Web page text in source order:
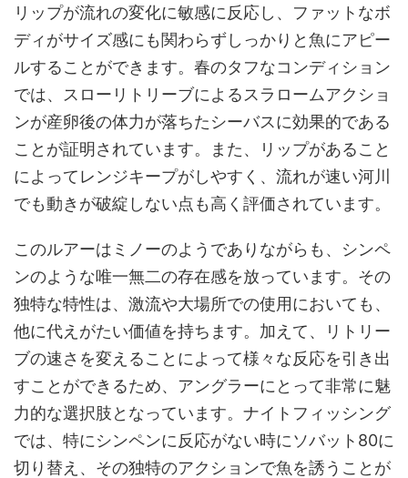
リップが流れの変化に敏感に反応し、ファットなボ
ディがサイズ感にも関わらずしっかりと魚にアピー
ルすることができます。春のタフなコンディション
では、スローリトリーブによるスラロームアクショ
ンが産卵後の体力が落ちたシーバスに効果的である
ことが証明されています。また、リップがあること
によってレンジキープがしやすく、流れが速い河川
でも動きが破綻しない点も高く評価されています。
このルアーはミノーのようでありながらも、シンペ
ンのような唯一無二の存在感を放っています。その
独特な特性は、激流や大場所での使用においても、
他に代えがたい価値を持ちます。加えて、リトリー
ブの速さを変えることによって様々な反応を引き出
すことができるため、アングラーにとって非常に魅
力的な選択肢となっています。ナイトフィッシング
では、特にシンペンに反応がない時にソバット80に
切り替え、その独特のアクションで魚を誘うことが